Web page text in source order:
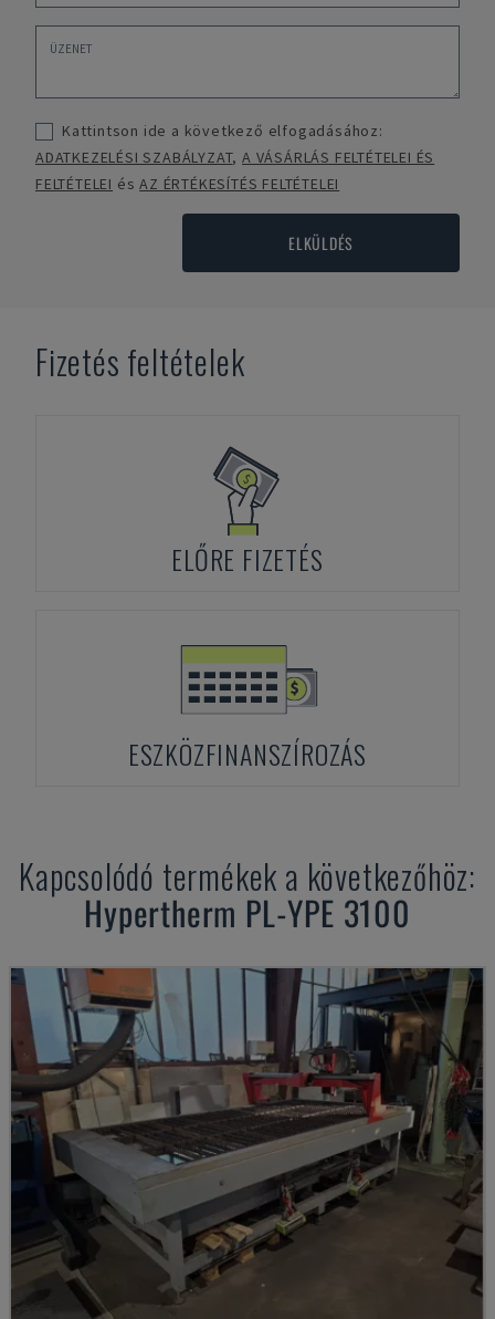
Kattintson ide a következő elfogadásához:
ADATKEZELÉSI SZABÁLYZAT,A VÁSÁRLÁS FELTÉTELEI ÉS
FELTÉTELEI ésAZ ÉRTÉKESÍTÉS FELTÉTELEI
ELKÜLDÉS
Fizetés feltételek
ELŐRE FIZETÉS
ESZKÖZFINANSZÍROZÁS
Kapcsolódó termékek a következőhöz:
Hypertherm PL-YPE 3100